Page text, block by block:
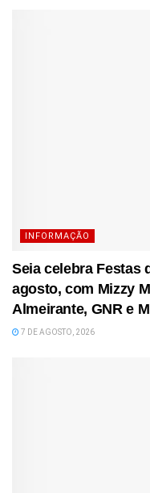
INFORMAÇÃO
Seia celebra Festas
agosto, com Mizzy
Almeirante, GNR e
7 DE AGOSTO, 2026